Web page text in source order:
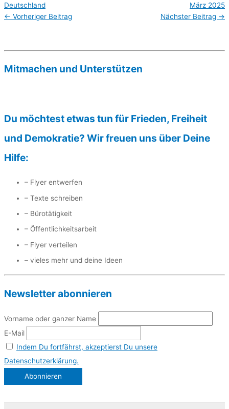
Deutschland
März 2025
← Vorheriger Beitrag Nächster Beitrag →
Mitmachen und Unterstützen
Du möchtest etwas tun für Frieden, Freiheit
und Demokratie? Wir freuen uns über Deine
Hilfe:
– Flyer entwerfen
– Texte schreiben
– Bürotätigkeit
– Öffentlichkeitsarbeit
– Flyer verteilen
– vieles mehr und deine Ideen
Newsletter abonnieren
Vorname oder ganzer Name
E-Mail
Indem Du fortfährst, akzeptierst Du unsere
Datenschutzerklärung.